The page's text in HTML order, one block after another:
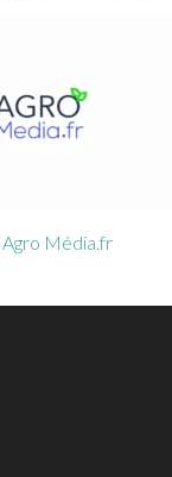
Agro Média.fr